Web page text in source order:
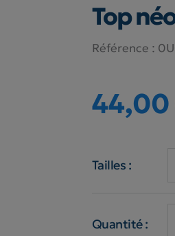
Top
Référence :
44,00
Tailles :
Quantité :